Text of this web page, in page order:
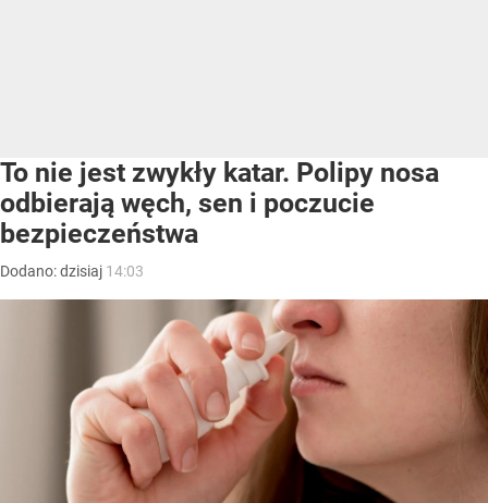
To nie jest zwykły katar. Polipy nosa
odbierają węch, sen i poczucie
bezpieczeństwa
Dodano:dzisiaj 14:03